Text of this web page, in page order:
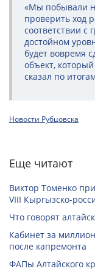
«Мы побывали
проверить ход
соответствии с
достойном
будет вовремя
объект,
сказал по
Новости Рубцовска
Еще читают
Виктор Томенко
VIII Кыргызско-
Что говорят
Кабинет за
после капремонта
ФАПы Алтайского